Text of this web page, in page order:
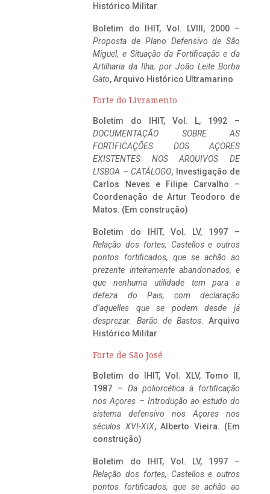
Histórico Militar
Boletim do IHIT, Vol. LVIII, 2000 –
Proposta de Plano Defensivo de São
Miguel, e Situação da Fortificação e da
Artilharia da Ilha, por João Leite Borba
Gato, Arquivo Histórico Ultramarino
Forte do Livramento
Boletim do IHIT, Vol. L, 1992 –
DOCUMENTAÇÃO SOBRE AS
FORTIFICAÇÕES DOS AÇORES
EXISTENTES NOS ARQUIVOS DE
LISBOA – CATÁLOGO, Investigação de
Carlos Neves e Filipe Carvalho –
Coordenação de Artur Teodoro de
Matos. (Em construção)
Boletim do IHIT, Vol. LV, 1997 –
Relação dos fortes, Castellos e outros
pontos fortificados, que se achão ao
prezente inteiramente abandonados, e
que nenhuma utilidade tem para a
defeza do Pais, com declaração
d’aquelles que se podem desde já
desprezar. Barão de Bastos. Arquivo
Histórico Militar
Forte de São José
Boletim do IHIT, Vol. XLV, Tomo II,
1987 – Da poliorcética à fortificação
nos Açores – Introdução ao estudo do
sistema defensivo nos Açores nos
séculos XVI-XIX, Alberto Vieira. (Em
construção)
Boletim do IHIT, Vol. LV, 1997 –
Relação dos fortes, Castellos e outros
pontos fortificados, que se achão ao